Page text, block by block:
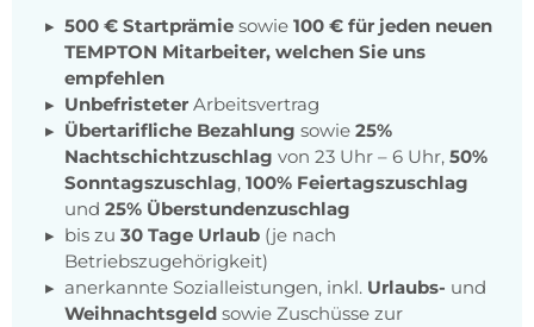
500 € Startprämie sowie 100 € für jeden neuen
TEMPTON Mitarbeiter, welchen Sie uns
empfehlen
Unbefristeter Arbeitsvertrag
Übertarifliche Bezahlung sowie 25%
Nachtschichtzuschlag von 23 Uhr – 6 Uhr, 50%
Sonntagszuschlag, 100% Feiertagszuschlag
und 25% Überstundenzuschlag
bis zu 30 Tage Urlaub (je nach
Betriebszugehörigkeit)
anerkannte Sozialleistungen, inkl. Urlaubs- und
Weihnachtsgeld sowie Zuschüsse zur